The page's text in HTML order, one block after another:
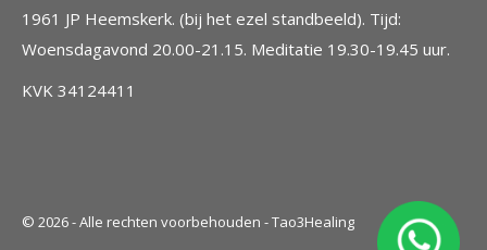
1961 JP Heemskerk. (bij het ezel standbeeld). Tijd:
Woensdagavond 20.00-21.15. Meditatie 19.30-19.45 uur.
KVK 34124411
© 2026 - Alle rechten voorbehouden - Tao3Healing